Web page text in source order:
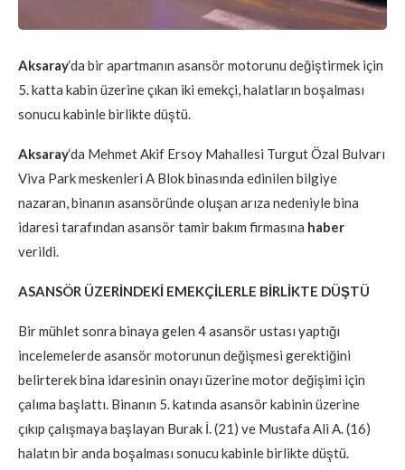
Aksaray‘da bir apartmanın asansör motorunu değiştirmek için
5. katta kabin üzerine çıkan iki emekçi, halatların boşalması
sonucu kabinle birlikte düştü.
Aksaray‘da Mehmet Akif Ersoy Mahallesi Turgut Özal Bulvarı
Viva Park meskenleri A Blok binasında edinilen bilgiye
nazaran, binanın asansöründe oluşan arıza nedeniyle bina
idaresi tarafından asansör tamir bakım firmasına haber
verildi.
ASANSÖR ÜZERİNDEKİ EMEKÇİLERLE BİRLİKTE DÜŞTÜ
Bir mühlet sonra binaya gelen 4 asansör ustası yaptığı
incelemelerde asansör motorunun değişmesi gerektiğini
belirterek bina idaresinin onayı üzerine motor değişimi için
çalıma başlattı. Binanın 5. katında asansör kabinin üzerine
çıkıp çalışmaya başlayan Burak İ. (21) ve Mustafa Ali A. (16)
halatın bir anda boşalması sonucu kabinle birlikte düştü.